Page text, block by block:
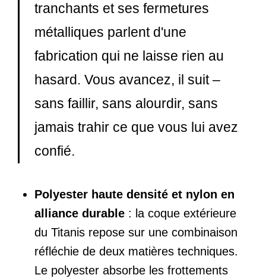
tranchants et ses fermetures
métalliques parlent d'une
fabrication qui ne laisse rien au
hasard. Vous avancez, il suit –
sans faillir, sans alourdir, sans
jamais trahir ce que vous lui avez
confié.
Polyester haute densité et nylon en
alliance durable : la coque extérieure
du Titanis repose sur une combinaison
réfléchie de deux matières techniques.
Le polyester absorbe les frottements